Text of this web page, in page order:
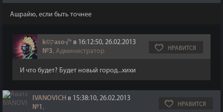
Ашрайю, если быть точнее
k©קaso√® в 16:12:50, 26.02.2013
№3, Администратор НРАВИТСЯ
И что будет? Будет новый город...хихи
IVANOVICH в 15:38:10, 26.02.2013
№1 , НРАВИТСЯ